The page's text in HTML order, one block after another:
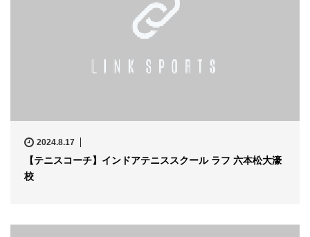
2024.8.17
【テニスコーチ】インドアテニススクール ラフ 六本松大濠
校